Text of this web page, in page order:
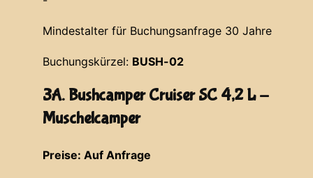
Mindestalter für Buchungsanfrage 30 Jahre
Buchungskürzel: BUSH-02
3A. Bushcamper Cruiser SC 4,2 L -
Muschelcamper
Preise: Auf Anfrage